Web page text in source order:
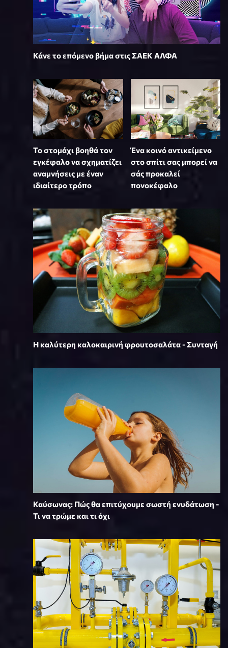
Κάνε το επόμενο βήμα στις ΣΑΕΚ ΑΛΦΑ
Το στομάχι βοηθά τον
εγκέφαλο να σχηματίζει
αναμνήσεις με έναν
ιδιαίτερο τρόπο
Ένα κοινό αντικείμενο
στο σπίτι σας μπορεί να
σάς προκαλεί
πονοκέφαλο
Η καλύτερη καλοκαιρινή φρουτοσαλάτα - Συνταγή
Καύσωνας: Πώς θα επιτύχουμε σωστή ενυδάτωση -
Τι να τρώμε και τι όχι